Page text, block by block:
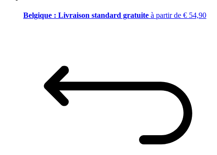
Belgique : Livraison standard gratuite à partir de € 54,90